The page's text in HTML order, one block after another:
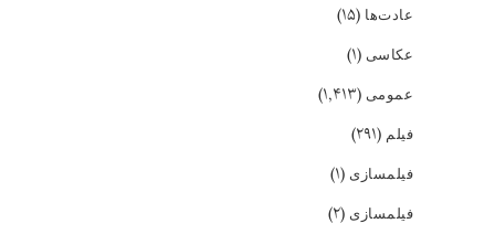
عادت‌ها (۱۵)
عکاسی (۱)
عمومی (۱,۴۱۳)
فیلم (۲۹۱)
فیلمسازی (۱)
فیلمسازی (۲)